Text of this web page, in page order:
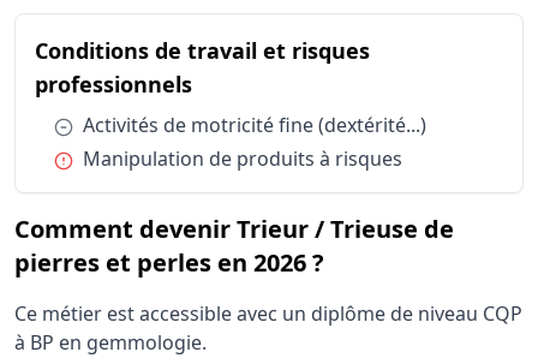
Résumé des conditions d'exercice : Trieur /
Catégorie
Conditions de travail et risques professionnels
Conditions de travail et risques professionnels
Conditions de travail et risques
professionnelsdu métier Trieur / Trieuse de
Condition :
Activités de motricité fine (dextérité...)
Condition :
Manipulation de produits à risques
Comment devenir Trieur / Trieuse de
pierres et perles en 2026 ?
Ce métier est accessible avec un diplôme de niveau CQP
à BP en gemmologie.